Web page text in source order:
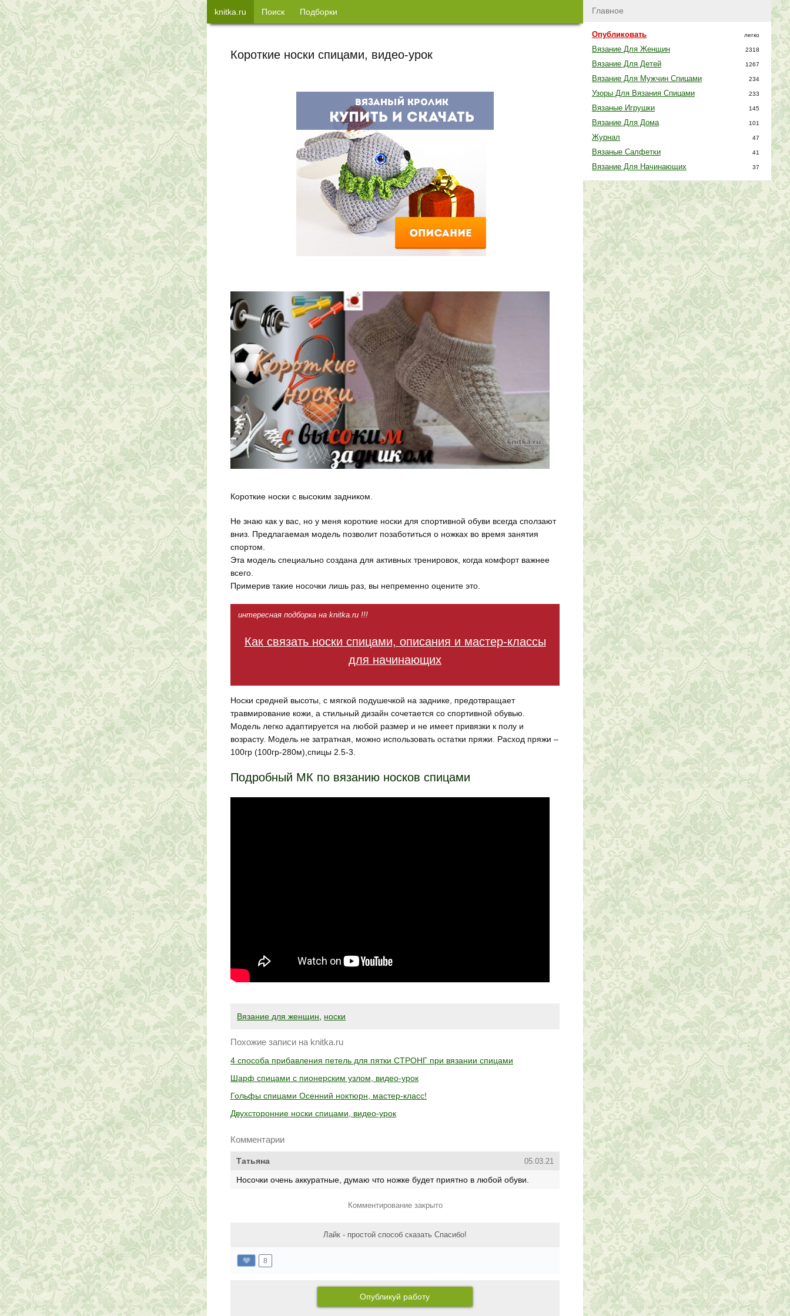
Короткие носки спицами, видео-урок
Короткие носки с высоким задником.
Не знаю как у вас, но у меня короткие носки для спортивной обуви всегда сползают
вниз. Предлагаемая модель позволит позаботиться о ножках во время занятия
спортом.
Эта модель специально создана для активных тренировок, когда комфорт важнее
всего.
Примерив такие носочки лишь раз, вы непременно оцените это.
интересная подборка на knitka.ru !!!
Как связать носки спицами, описания и мастер-классы
для начинающих
Носки средней высоты, с мягкой подушечкой на заднике, предотвращает
травмирование кожи, а стильный дизайн сочетается со спортивной обувью.
Модель легко адаптируется на любой размер и не имеет привязки к полу и
возрасту. Модель не затратная, можно использовать остатки пряжи. Расход пряжи –
100гр (100гр-280м),спицы 2.5-3.
Подробный МК по вязанию носков спицами
Вязание для женщин, носки
Похожие записи на knitka.ru
4 способа прибавления петель для пятки СТРОНГ при вязании спицами
Шарф спицами с пионерским узлом, видео-урок
Гольфы спицами Осенний ноктюрн, мастер-класс!
Двухсторонние носки спицами, видео-урок
Комментарии
Татьяна 05.03.21
Носочки очень аккуратные, думаю что ножке будет приятно в любой обуви.
Комментирование закрыто
Лайк - простой способ сказать Спасибо!
8
Опубликуй работу
Главное
Опубликовать легко
Вязание Для Женщин 2318
Вязание Для Детей 1267
Вязание Для Мужчин Спицами 234
Узоры Для Вязания Спицами 233
Вязаные Игрушки 145
Вязание Для Дома 101
Журнал 47
Вязаные Салфетки 41
Вязание Для Начинающих 37
knitka.ru Поиск Подборки